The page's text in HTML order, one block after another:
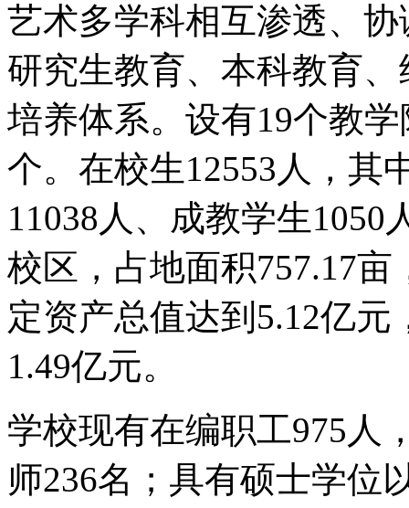
艺术多学科相互渗透、
研究生教育、本科教育
培养体系。设有19个教
个。在校生12553人，其
11038人、成教学生
校区，占地面积757.17
定资产总值达到5.12亿
1.49亿元。
学校现有在编职工975人
师236名；具有硕士学位